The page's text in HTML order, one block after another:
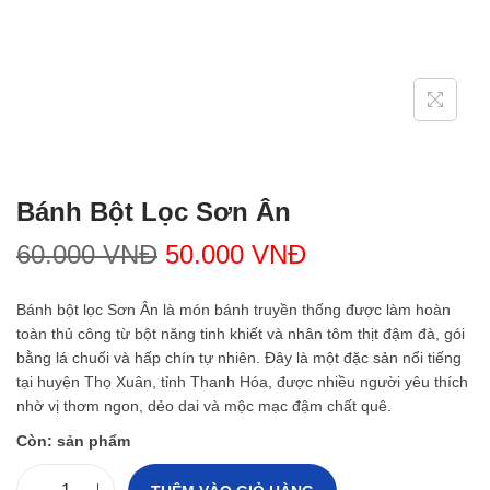
Bánh Bột Lọc Sơn Ân
60.000VNĐ G
á
g
ố
c
l
à
6
50.000 VNĐG
á
h
i
ệ
n
t
i
Bánh bột lọc Sơn Ân là món bánh truyền thống được làm hoàn
toàn thủ công từ bột năng tinh khiết và nhân tôm thịt đậm đà, gói
bằng lá chuối và hấp chín tự nhiên. Đây là một đặc sản nổi tiếng
tại huyện Thọ Xuân, tỉnh Thanh Hóa, được nhiều người yêu thích
nhờ vị thơm ngon, dẻo dai và mộc mạc đậm chất quê.
Còn: sản phẩm